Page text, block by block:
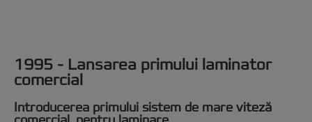
1995 - Lansarea primului laminator
comercial
Introducerea primului sistem de mare viteză